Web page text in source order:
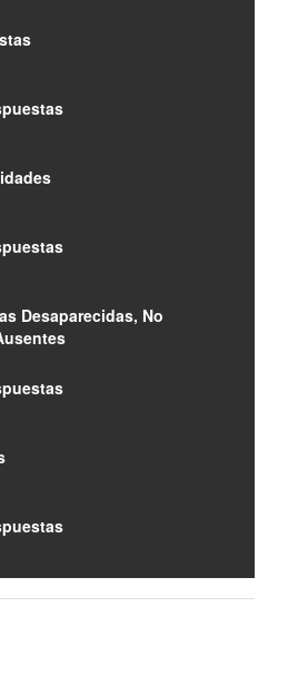
Desaparecidas, No